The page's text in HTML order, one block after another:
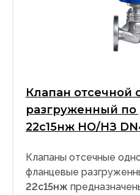
Клапан отсечной
разгруженный
22с15нж НО/НЗ
Клапаны отсечные
фланцевые
22с15нж